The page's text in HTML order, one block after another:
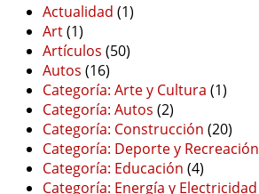
Actualidad (1)
Art(1)
Artículos (50)
Autos (16)
Categoría: Arte y Cultura (1)
Categoría: Autos (2)
Categoría: Construcción (20)
Categoría: Deporte y Recreación
Categoría: Educación (4)
Categoría: Energía y Electricidad